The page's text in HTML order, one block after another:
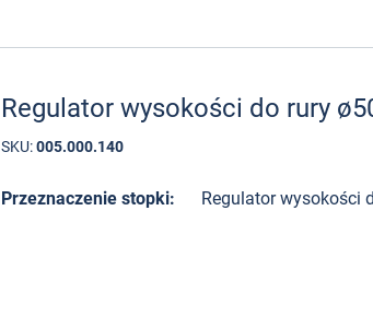
Regulator wysokości do rury
SKU: 005.000.140
Przeznaczenie stopki: Regulator wysokości